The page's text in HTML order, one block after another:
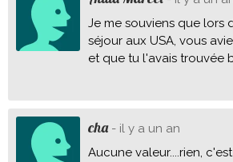
Je me souviens que lors
séjour aux USA, vous
et que tu l'avais trouvée
cha- il y a un an
Aucune valeur....rien,